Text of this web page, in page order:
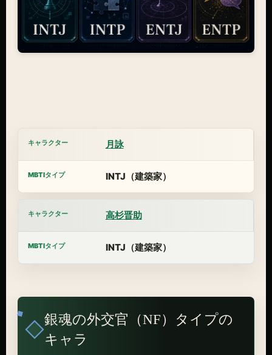
月詠
INTJ（建築家）
高杉晋助
INTJ（建築家）
銀魂の外交官（NF）タイプの
キャラ